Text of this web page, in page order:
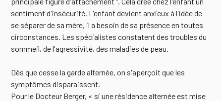
sentiment d'insécurité. L'enfant devient anxieux à l'idée de
se séparer de sa mère, il a besoin de sa présence en toutes
circonstances. Les spécialistes constatent des troubles du
sommeil, de l'agressivité, des maladies de peau.
Dès que cesse la garde alternée, on s'aperçoit que les
symptômes disparaissent.
Pour le Docteur Berger, « si une résidence alternée est mise